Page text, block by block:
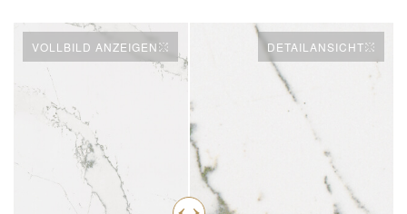
VOLLBILD ANZEIGEN DETAILANSICHT